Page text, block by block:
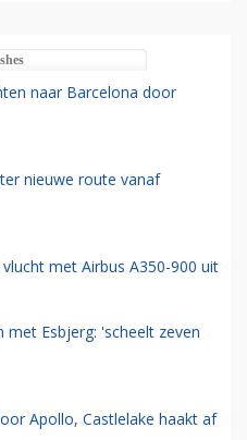
naar Barcelona door
nieuwe route vanaf
met Airbus A350-900 uit
Esbjerg: 'scheelt zeven
Apollo, Castlelake haakt af